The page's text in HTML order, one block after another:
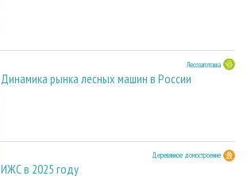
Лесозаготовка
Динамика рынка лесных машин в России
Деревянное домостроение
ИЖС в 2025 году